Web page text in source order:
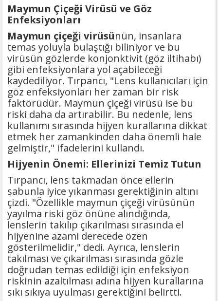
Maymun Çiçeği Virüsü ve Göz
Enfeksiyonları
Maymun çiçeği virüsünün, insanlara
temas yoluyla bulaştığı biliniyor ve bu
virüsün gözlerde konjonktivit (göz iltihabı)
gibi enfeksiyonlara yol açabileceği
kaydediliyor. Tırpancı, "Lens kullanıcıları için
göz enfeksiyonları her zaman bir risk
faktörüdür. Maymun çiçeği virüsü ise bu
riski daha da artırabilir. Bu nedenle, lens
kullanımı sırasında hijyen kurallarına dikkat
etmek her zamankinden daha önemli hale
gelmiştir," ifadelerini kullandı.
Hijyenin Önemi: Ellerinizi Temiz Tutun
Tırpancı, lens takmadan önce ellerin
sabunla iyice yıkanması gerektiğinin altını
çizdi. "Özellikle maymun çiçeği virüsünün
yayılma riski göz önüne alındığında,
lenslerin takılıp çıkarılması sırasında el
hijyenine azami derecede özen
gösterilmelidir," dedi. Ayrıca, lenslerin
takılması ve çıkarılması sırasında gözle
doğrudan temas edildiği için enfeksiyon
riskinin azaltılması adına hijyen kurallarına
sıkı sıkıya uyulması gerektiğini belirtti.